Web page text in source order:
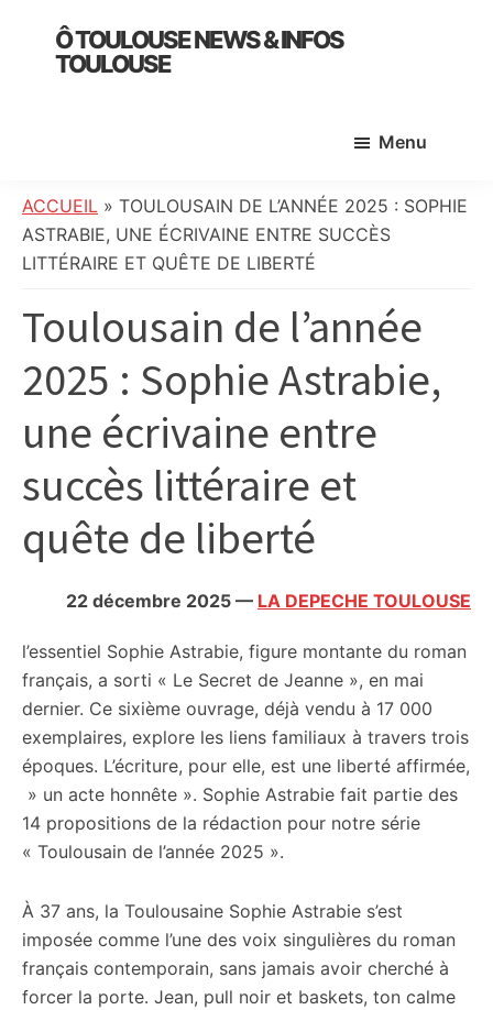
primary
Ô TOULOUSE NEWS & INFOS
TOULOUSE
:
info
locale,
culture,
politique,
météo,
divers
initiatives
citoyennes
Menu
ACCUEIL » TOULOUSAIN DE L’ANNÉE 2025 : SOPHIE
ASTRABIE, UNE ÉCRIVAINE ENTRE SUCCÈS
LITTÉRAIRE ET QUÊTE DE LIBERTÉ
Toulousain de l’année
2025 : Sophie Astrabie,
une écrivaine entre
succès littéraire et
quête de liberté
22 décembre 2025 — LA DEPECHE TOULOUSE
l’essentiel Sophie Astrabie, figure montante du roman
français, a sorti « Le Secret de Jeanne », en mai
dernier. Ce sixième ouvrage, déjà vendu à 17 000
exemplaires, explore les liens familiaux à travers trois
époques. L’écriture, pour elle, est une liberté affirmée,
» un acte honnête ». Sophie Astrabie fait partie des
14 propositions de la rédaction pour notre série
« Toulousain de l’année 2025 ».
À 37 ans, la Toulousaine Sophie Astrabie s’est
imposée comme l’une des voix singulières du roman
français contemporain, sans jamais avoir cherché à
forcer la porte. Jean, pull noir et baskets, ton calme